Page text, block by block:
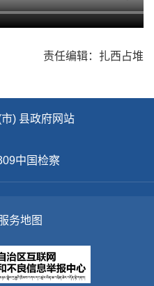
责任编辑：扎西占堆
市) 县政府网站
中国检察
务地图